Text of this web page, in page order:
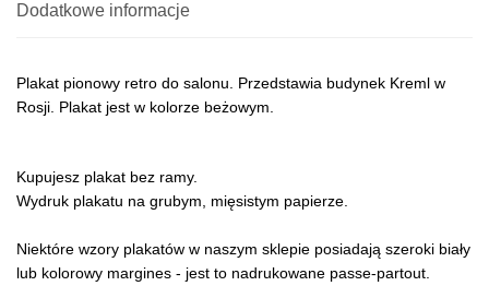
Dodatkowe informacje
Plakat pionowy retro do salonu. Przedstawia budynek Kreml w
Rosji. Plakat jest w kolorze beżowym.
Kupujesz plakat bez ramy.
Wydruk plakatu na grubym, mięsistym papierze.
Niektóre wzory plakatów w naszym sklepie posiadają szeroki biały
lub kolorowy margines - jest to nadrukowane passe-partout.